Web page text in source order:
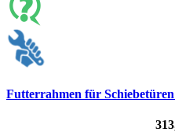
Futterrahmen für